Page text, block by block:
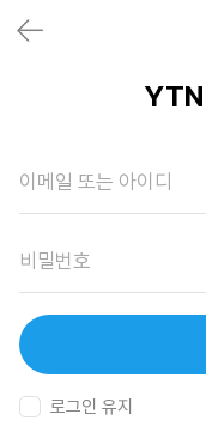
YTN
로그인 유지